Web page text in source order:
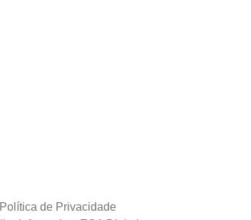
Política de Privacidade